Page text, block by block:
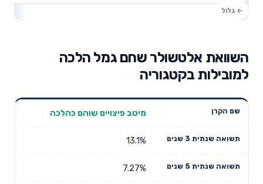
השוואת אלטשולר שחם גמל הלכה
למובילות בקטגוריה
שנים
תשואה
מיטב פיצויים שוהם כהלכה
13.1%
7.27%